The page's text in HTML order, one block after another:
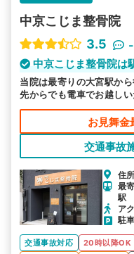
詳細
そ
駅から探す
中京こじま整骨院
3.5
-
中京こじま整骨院は
当院は最寄りの大宮駅か
先からでも電車でお越しい
お見舞金
交通事故
住
最
駅
ア
駐
交通事故対応 20時以降OK